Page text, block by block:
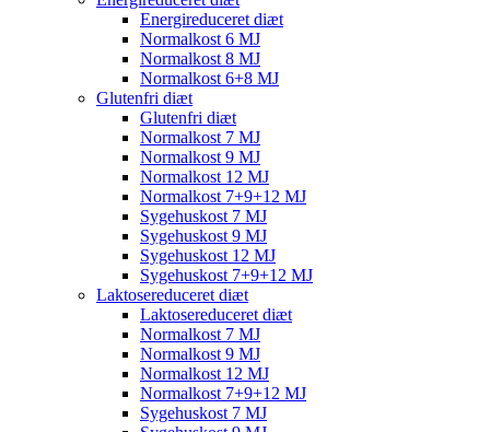
Energireduceret diæt
Normalkost 6 MJ
Normalkost 8 MJ
Normalkost 6+8 MJ
Glutenfri diæt
Glutenfri diæt
Normalkost 7 MJ
Normalkost 9 MJ
Normalkost 12 MJ
Normalkost 7+9+12 MJ
Sygehuskost 7 MJ
Sygehuskost 9 MJ
Sygehuskost 12 MJ
Sygehuskost 7+9+12 MJ
Laktosereduceret diæt
Laktosereduceret diæt
Normalkost 7 MJ
Normalkost 9 MJ
Normalkost 12 MJ
Normalkost 7+9+12 MJ
Sygehuskost 7 MJ